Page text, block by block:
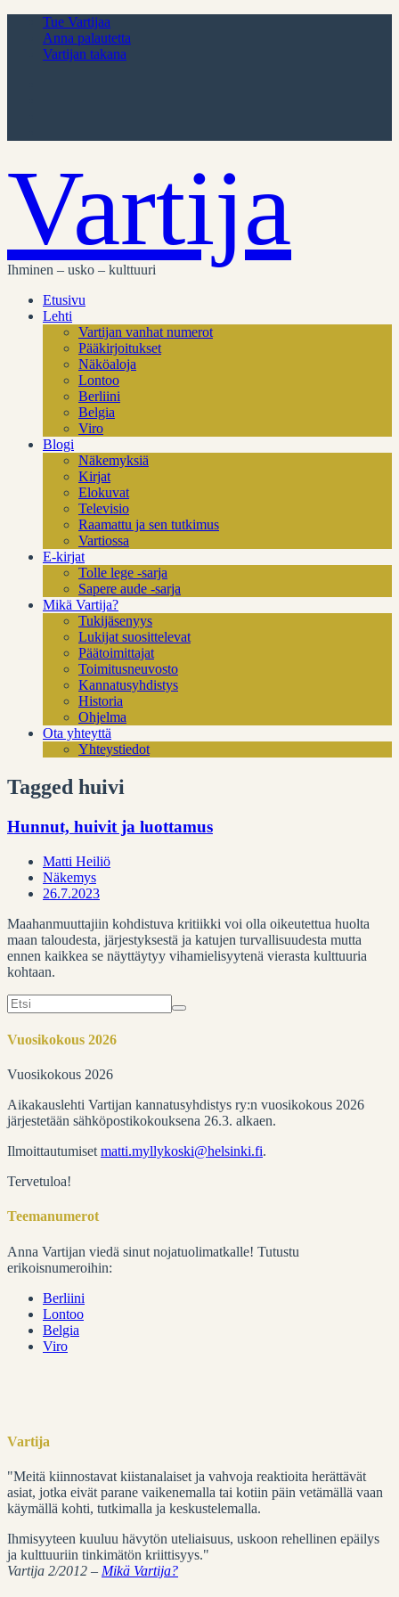
Tue Vartijaa
Anna palautetta
Vartijan takana
Vartija
Ihminen – usko – kulttuuri
Etusivu
Lehti
Vartijan vanhat numerot
Pääkirjoitukset
Näköaloja
Lontoo
Berliini
Belgia
Viro
Blogi
Näkemyksiä
Kirjat
Elokuvat
Televisio
Raamattu ja sen tutkimus
Vartiossa
E-kirjat
Tolle lege -sarja
Sapere aude -sarja
Mikä Vartija?
Tukijäsenyys
Lukijat suosittelevat
Päätoimittajat
Toimitusneuvosto
Kannatusyhdistys
Historia
Ohjelma
Ota yhteyttä
Yhteystiedot
Tagged huivi
Hunnut, huivit ja luottamus
Matti Heiliö
Näkemys
26.7.2023
Maahanmuuttajiin kohdistuva kritiikki voi olla oikeutettua huolta
maan taloudesta, järjestyksestä ja katujen turvallisuudesta mutta
ennen kaikkea se näyttäytyy vihamielisyytenä vierasta kulttuuria
kohtaan.
Search
for:
Vuosikokous 2026
Vuosikokous 2026
Aikakauslehti Vartijan kannatusyhdistys ry:n vuosikokous 2026
järjestetään sähköpostikokouksena 26.3. alkaen.
Ilmoittautumiset matti.myllykoski@helsinki.fi.
Tervetuloa!
Teemanumerot
Anna Vartijan viedä sinut nojatuolimatkalle! Tutustu
erikoisnumeroihin:
Berliini
Lontoo
Belgia
Viro
Vartija
"Meitä kiinnostavat kiistanalaiset ja vahvoja reaktioita herättävät
asiat, jotka eivät parane vaikenemalla tai kotiin päin vetämällä vaan
käymällä kohti, tutkimalla ja keskustelemalla.
Ihmisyyteen kuuluu hävytön uteliaisuus, uskoon rehellinen epäilys
ja kulttuuriin tinkimätön kriittisyys."
Vartija 2/2012 – Mikä Vartija?